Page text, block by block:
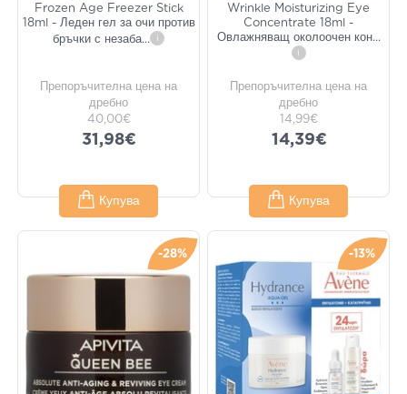
Frozen Age Freezer Stick
18ml - Леден гел за очи против
бръчки с незаба... i
Препоръчителна цена на
дребно
40,00€
31,98€
Купува
Wrinkle Moisturizing Eye
Concentrate 18ml -
Овлажняващ околоочен кон...
i
Препоръчителна цена на
дребно
14,99€
14,39€
Купува
-28% -13%